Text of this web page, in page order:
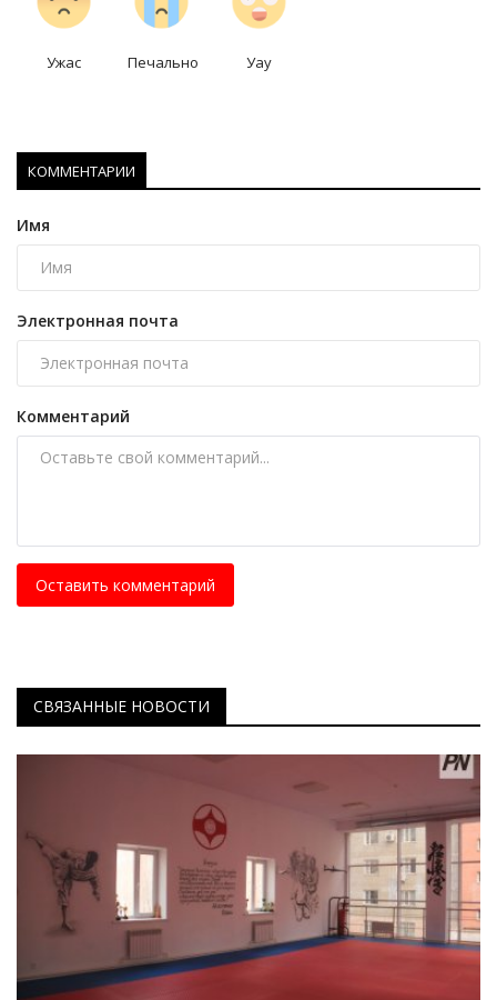
Ужас Печально Уау
КОММЕНТАРИИ
Имя
Электронная почта
Комментарий
Оставить комментарий
СВЯЗАННЫЕ НОВОСТИ